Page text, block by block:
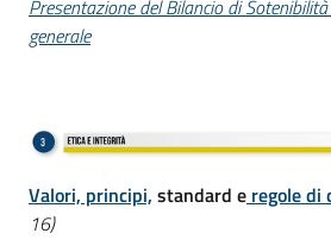
Presentazione del Bilancio di
generale
Valori, principi, standard e regole di
16)